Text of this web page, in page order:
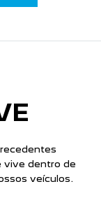
vive dentro de
veículos.